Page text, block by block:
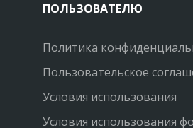
ПОЛЬЗОВАТЕЛЮ
Политика
Пользовательское
Условия использования
Условия использования